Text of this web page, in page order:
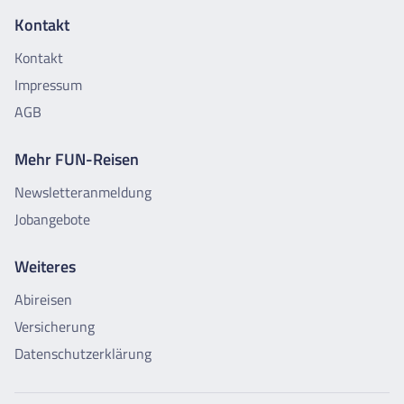
Kontakt
Kontakt
Impressum
AGB
Mehr FUN-Reisen
Newsletteranmeldung
Jobangebote
Weiteres
Abireisen
Versicherung
Datenschutzerklärung